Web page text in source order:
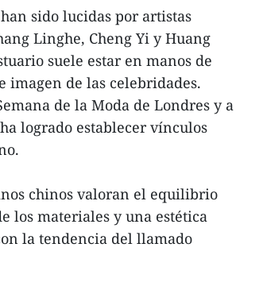
sido lucidas por artistas
Linghe, Cheng Yi y Huang
suele estar en manos de
imagen de las celebridades.
de la Moda de Londres y a
logrado establecer vínculos
chinos valoran el equilibrio
los materiales y una estética
la tendencia del llamado